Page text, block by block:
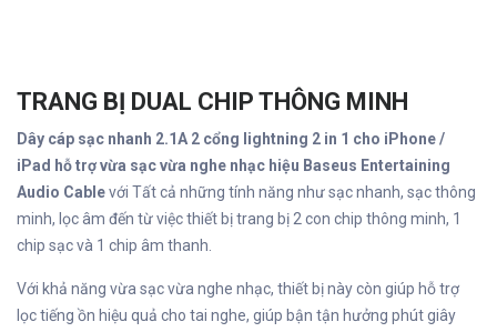
TRANG BỊ DUAL CHIP THÔNG MINH
Dây cáp sạc nhanh 2.1A 2 cổng lightning 2 in 1 cho iPhone /
iPad hỗ trợ vừa sạc vừa nghe nhạc hiệu Baseus Entertaining
Audio Cablevới Tất cả những tính năng như sạc nhanh, sạc thông
minh, lọc âm đến từ việc thiết bị trang bị 2 con chip thông minh, 1
chip sạc và 1 chip âm thanh.
Với khả năng vừa sạc vừa nghe nhạc, thiết bị này còn giúp hỗ trợ
lọc tiếng ồn hiệu quả cho tai nghe, giúp bận tận hưởng phút giây